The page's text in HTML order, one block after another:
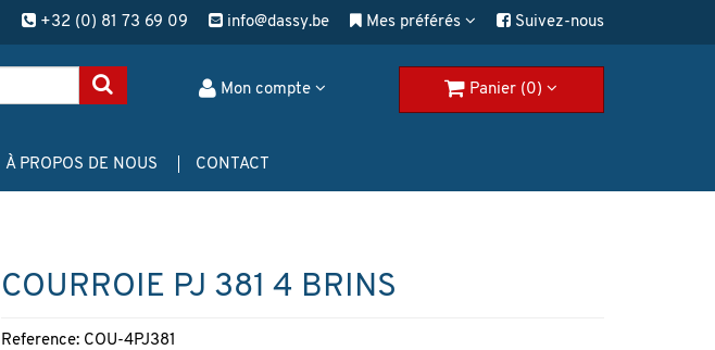
+32 (0) 81 73 69 09 info@dassy.be Mes préférés Suivez-nous
Mon compte Panier (0)
À PROPOS DE NOUS CONTACT
COURROIE PJ 381 4 BRINS
Reference: COU-4PJ381